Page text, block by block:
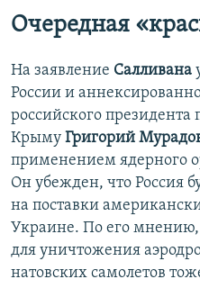
Очередная
На заявление Салливана
России и
российского
Крыму Григорий
применением ядерного
Он убежден, что Россия
на поставки
Украине. По его
для уничтожения
натовских самолетов